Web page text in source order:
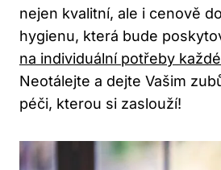
nejen kvalitní, ale i cenově
hygienu, která bude
na individuální potřeby
Neotálejte a dejte Vašim
péči, kterou si zaslouží!